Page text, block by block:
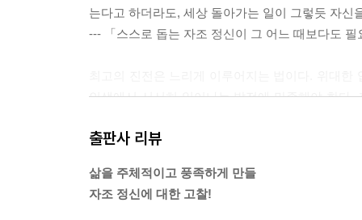
는다고 하더라도, 세상 돌아가는 일이 그렇듯 자
--- 「스스로 돕는 자조 정신이 그 어느 때보다도 필
인생에서 서서히 일어나는 발전에 만족해야 한다.
--- 「천재성이 아닌 성실과 끈기가 성공의 유일한
사업이든 예술이든 과학이든 인생의 모든 방면에
걸쳐 만들어진 작은 사실이 쌓이고 쌓여 만들어진
출판사 리뷰
삶을 주체적이고 풍족하게 만들
자조 정신에 대한 고찰!